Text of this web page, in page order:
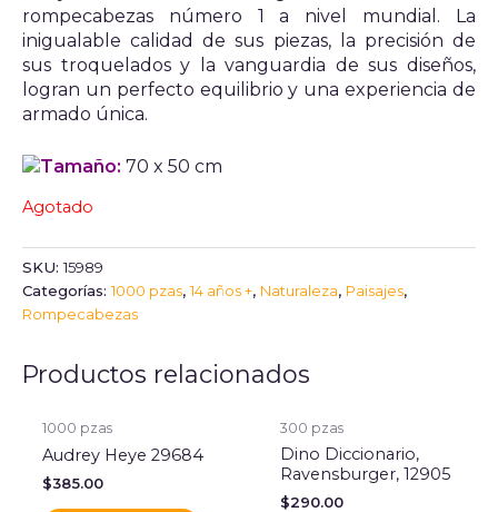
rompecabezas número 1 a nivel mundial. La
inigualable calidad de sus piezas, la precisión de
sus troquelados y la vanguardia de sus diseños,
logran un perfecto equilibrio y una experiencia de
armado única.
Tamaño: 70 x 50 cm
Agotado
SKU:15989
Categorías:1000 pzas,14 años +, Naturaleza, Paisajes,
Rompecabezas
Productos relacionados
1000 pzas
Audrey Heye 29684
$385.00
300 pzas
Dino Diccionario,
Ravensburger, 12905
$290.00